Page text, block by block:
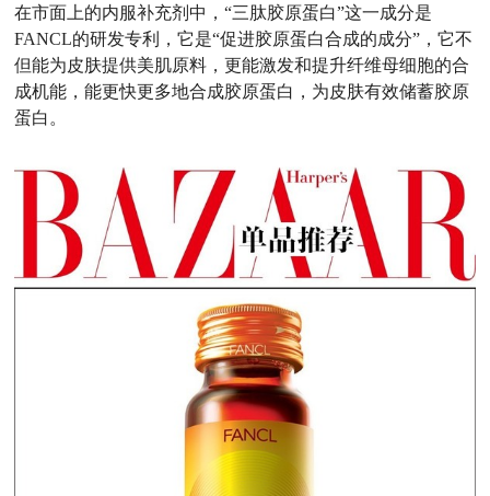
在市面上的内服补充剂中，“三肽胶原蛋白”这一成分是
FANCL的研发专利，它是“促进胶原蛋白合成的成分”，它不
但能为皮肤提供美肌原料，更能激发和提升纤维母细胞的合
成机能，能更快更多地合成胶原蛋白，为皮肤有效储蓄胶原
蛋白。